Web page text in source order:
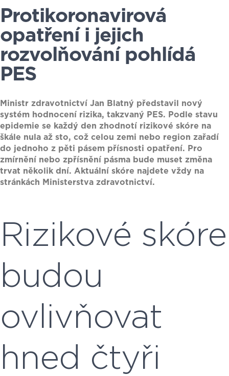
Protikoronavirová
opatření i jejich
rozvolňování pohlídá
PES
Ministr zdravotnictví Jan Blatný představil nový
systém hodnocení rizika, takzvaný PES. Podle stavu
epidemie se každý den zhodnotí rizikové skóre na
škále nula až sto, což celou zemi nebo region zařadí
do jednoho z pěti pásem přísnosti opatření. Pro
zmírnění nebo zpřísnění pásma bude muset změna
trvat několik dní. Aktuální skóre najdete vždy na
stránkách Ministerstva zdravotnictví.
Rizikové skóre
budou
ovlivňovat
hned čtyři